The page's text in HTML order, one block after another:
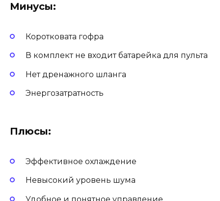
Минусы:
Коротковата гофра
В комплект не входит батарейка для пульта
Нет дренажного шланга
Энергозатратность
Плюсы:
Эффективное охлаждение
Невысокий уровень шума
Удобное и понятное управление